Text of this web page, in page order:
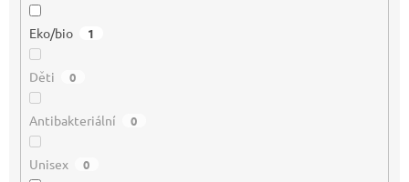
Eko/bio 1
Děti 0
Antibakteriální 0
Unisex 0